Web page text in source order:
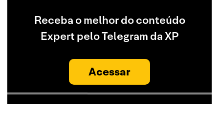
Receba o melhor do conteúdo
Expert pelo Telegram da XP
Acessar